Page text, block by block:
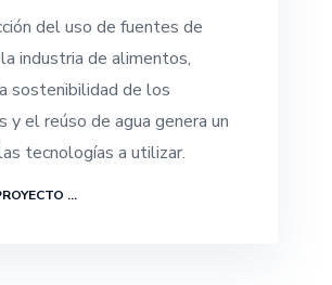
del uso de fuentes de
industria de alimentos,
sostenibilidad de los
y el reúso de agua genera un
tecnologías a utilizar.
...